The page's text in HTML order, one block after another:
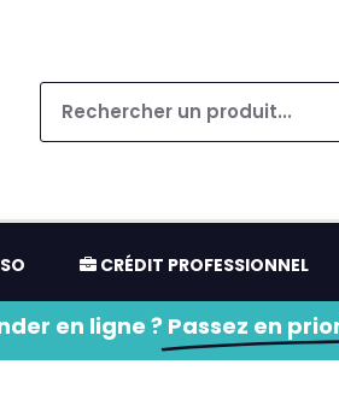
CRÉDIT PROFESSIONNEL
en ligne ? Passez en